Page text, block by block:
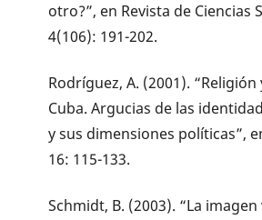
otro?”, en Revista de Ciencias
4(106): 191-202.
Rodríguez, A. (2001).
Cuba. Argucias de las
y sus dimensiones políticas”,
16: 115-133.
Schmidt, B. (2003). “La